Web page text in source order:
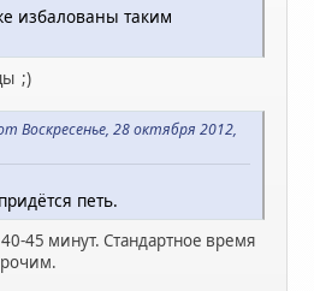
избалованы таким
;)
28 октября 2012,
петь.
45 минут. Стандартное время